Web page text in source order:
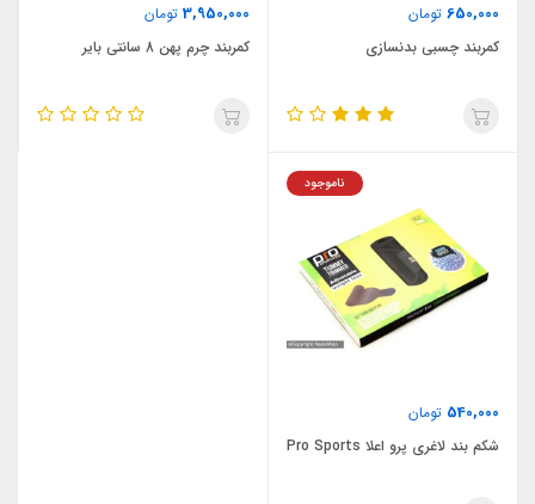
650,000 تومان
کمربند چسبی بدنسازی
3,950,000 تومان
کمربند چرم پهن 8 سانتی بایر
540,000 تومان
ناموجود
شکم بند لاغری پرو اعلا Pro Sports